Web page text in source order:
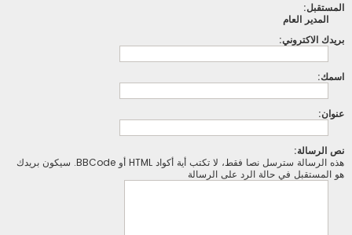
المستقبل:
المدير العام
بريدك الاكتروني:
اسمك:
عنوان:
نص الرسالة:
هذه الرسالة سترسل نصا فقط، لا تكتب أية أكواد HTML أو BBCode. سيكون بريدك
هو المستقبل في حالة الرد على الرسالة